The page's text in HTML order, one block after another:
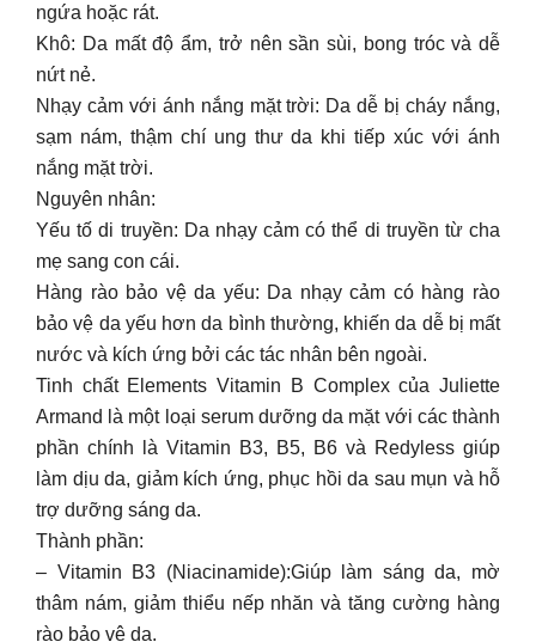
ngứa hoặc rát.
Khô: Da mất độ ẩm, trở nên sần sùi, bong tróc và dễ
nứt nẻ.
Nhạy cảm với ánh nắng mặt trời: Da dễ bị cháy nắng,
sạm nám, thậm chí ung thư da khi tiếp xúc với ánh
nắng mặt trời.
Nguyên nhân:
Yếu tố di truyền: Da nhạy cảm có thể di truyền từ cha
mẹ sang con cái.
Hàng rào bảo vệ da yếu: Da nhạy cảm có hàng rào
bảo vệ da yếu hơn da bình thường, khiến da dễ bị mất
nước và kích ứng bởi các tác nhân bên ngoài.
Tinh chất Elements Vitamin B Complex của Juliette
Armand là một loại serum dưỡng da mặt với các thành
phần chính là Vitamin B3, B5, B6 và Redyless giúp
làm dịu da, giảm kích ứng, phục hồi da sau mụn và hỗ
trợ dưỡng sáng da.
Thành phần:
– Vitamin B3 (Niacinamide):Giúp làm sáng da, mờ
thâm nám, giảm thiểu nếp nhăn và tăng cường hàng
rào bảo vệ da.